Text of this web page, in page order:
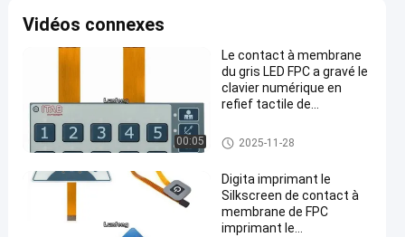
Surface
2.54mm
contact
membrane
d'IP67
Causez
Vidéos connexes
00:05
Le contact à membrane
du gris LED FPC a gravé le
clavier numérique en
refief tactile de
Contact à membrane de FPC
2025-11-28
Digita imprimant le
Silkscreen de contact à
membrane de FPC
imprimant le